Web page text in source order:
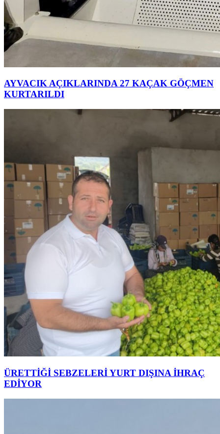
AYVACIK AÇIKLARINDA 27 KAÇAK GÖÇMEN
KURTARILDI
ÜRETTİĞİ SEBZELERİ YURT DIŞINA İHRAÇ
EDİYOR